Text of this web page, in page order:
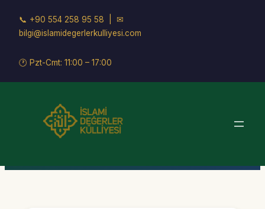
İçeriğe
geç
📞 +90 554 258 95 58 | ✉
bilgi@islamidegerlerkulliyesi.com
🕐 Pzt-Cmt: 11:00 – 17:00